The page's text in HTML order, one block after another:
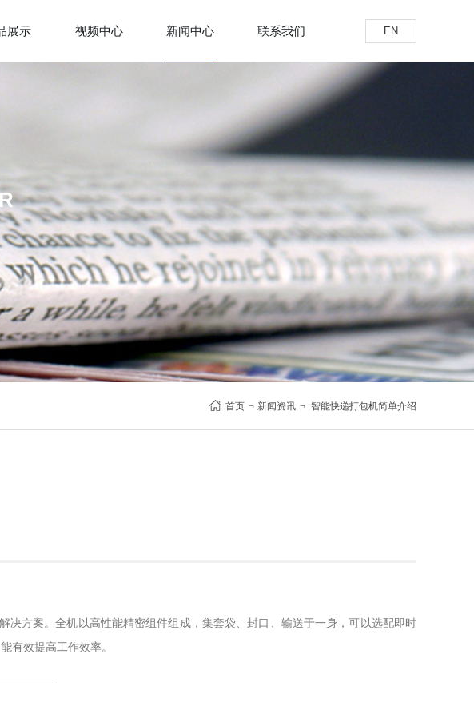
展示 视频中心 新闻中心 联系我们 EN
首页 ¬ 新闻资讯 ¬ 智能快递打包机简单介绍
方案。全机以高性能精密组件组成，集套袋、封口、输送于一身，可以选配即时
有效提高工作效率。